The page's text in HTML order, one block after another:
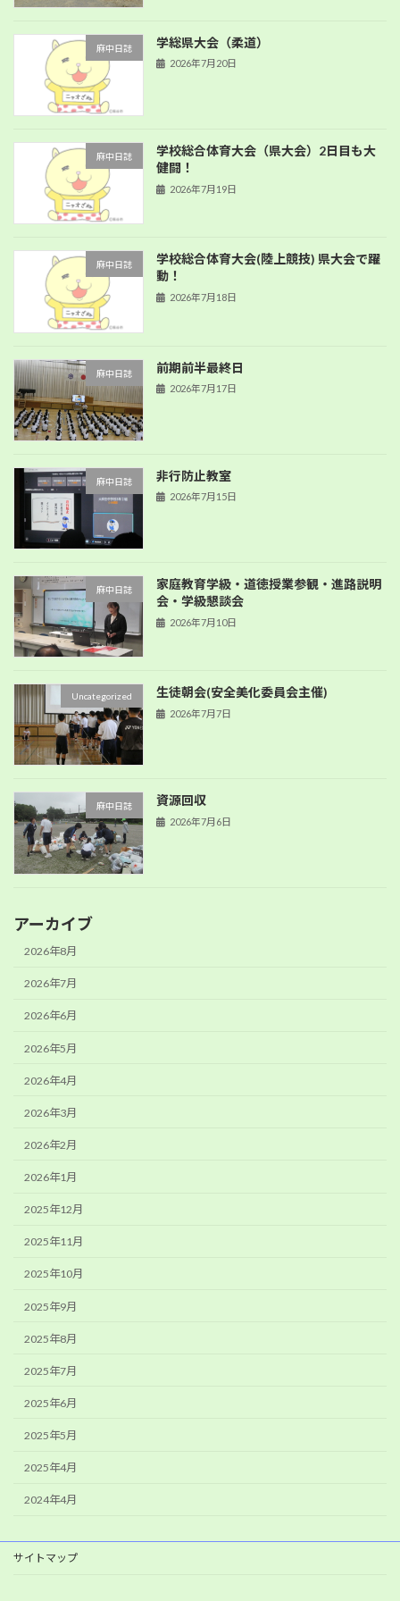
麻中日誌 学総県大会（柔道）
2026年7月20日
麻中日誌
学校総合体育大会（県大会）2日目も大
健闘！
2026年7月19日
麻中日誌
学校総合体育大会(陸上競技) 県大会で躍
動！
2026年7月18日
麻中日誌 前期前半最終日
2026年7月17日
麻中日誌 非行防止教室
2026年7月15日
麻中日誌
家庭教育学級・道徳授業参観・進路説明
会・学級懇談会
2026年7月10日
Uncategorized 生徒朝会(安全美化委員会主催)
2026年7月7日
麻中日誌 資源回収
2026年7月6日
アーカイブ
2026年8月
2026年7月
2026年6月
2026年5月
2026年4月
2026年3月
2026年2月
2026年1月
2025年12月
2025年11月
2025年10月
2025年9月
2025年8月
2025年7月
2025年6月
2025年5月
2025年4月
2024年4月
サイトマップ